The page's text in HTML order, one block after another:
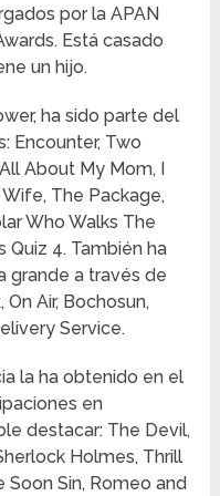
por la APAN
Está casado
un hijo.
ha sido parte del
Encounter, Two
About My Mom, I
Wife, The Package,
Who Walks The
Quiz 4. También ha
grande a través de
Air, Bochosun,
Service.
la ha obtenido en el
en
destacar: The Devil,
Holmes, Thrill
Soon Sin, Romeo and